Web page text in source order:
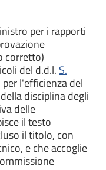
per i rapporti
corretto)
del d.d.l. S.
l'efficienza del
disciplina degli
delle
il testo
il titolo, con
e che accoglie